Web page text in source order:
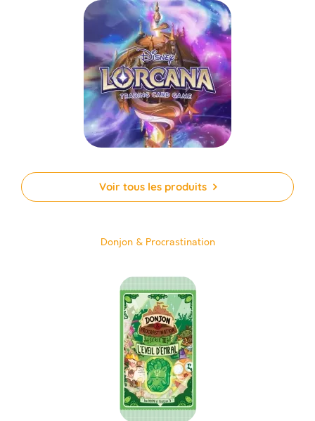
Voir tous les produits
Donjon & Procrastination